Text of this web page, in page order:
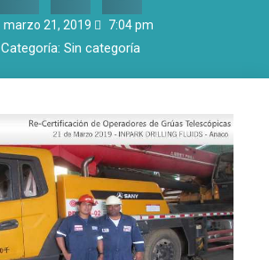
marzo 21, 2019 7:04 pm
Categoría: Sin categoría